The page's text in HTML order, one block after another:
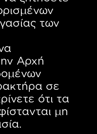
των
Αρχή
σε
ότι τα
μη